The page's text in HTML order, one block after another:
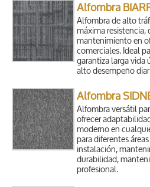
Alfombra
Alfombra de alto
máxima
mantenimiento en
comerciales. Ideal
garantiza larga vida
alto desempeño
Alfombra
Alfombra versátil
ofrecer
moderno en
para diferentes
instalación,
durabilidad,
profesional.